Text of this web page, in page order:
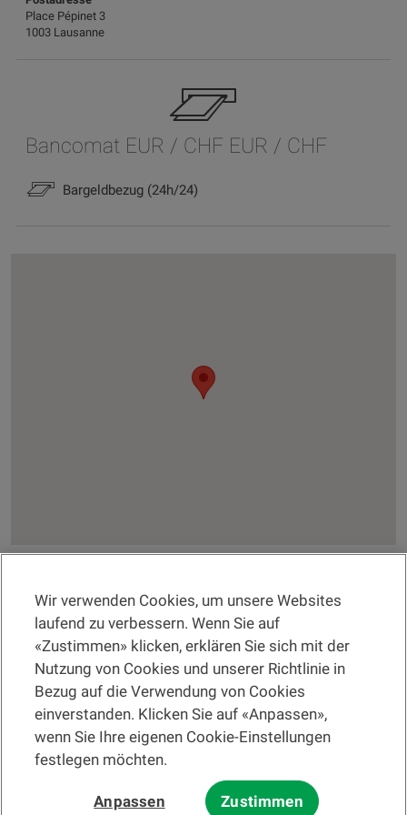
Place Pépinet 3
1003 Lausanne
Bancomat EUR / CHF EUR / CHF
Bargeldbezug (24h/24)
RECHTSINFORMATION
Eine Filiale suchen
Hilfe und Kontakt
Bitte lesen Sie zuerst die Nutzungsbedingungen der Website
Nutzungsbedingungen der elektronischen Post
Wir verwenden Cookies, um unsere Websites
laufend zu verbessern. Wenn Sie auf
«Zustimmen» klicken, erklären Sie sich mit der
Nutzung von Cookies und unserer Richtlinie in
Bezug auf die Verwendung von Cookies
einverstanden. Klicken Sie auf «Anpassen»,
wenn Sie Ihre eigenen Cookie-Einstellungen
festlegen möchten.
Anpassen Zustimmen